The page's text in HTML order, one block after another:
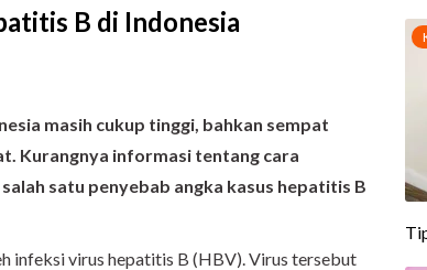
B di Indonesia
masih cukup tinggi, bahkan sempat
Kurangnya informasi tentang cara
satu penyebab angka kasus hepatitis B
infeksi virus hepatitis B (HBV). Virus tersebut